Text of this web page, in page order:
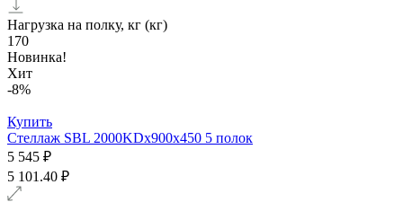
Нагрузка на полку, кг (кг)
170
Новинка!
Хит
-8%
Купить
Стеллаж SBL 2000KDх900x450 5 полок
5 545 ₽
5 101.40 ₽